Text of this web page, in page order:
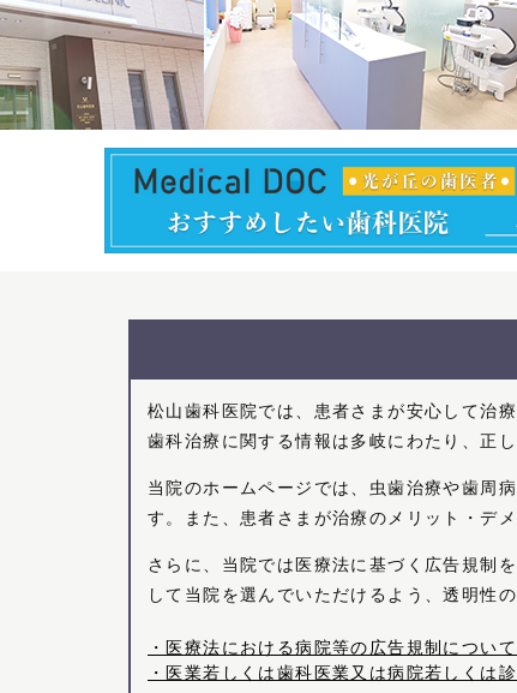
松山歯科医院では、患者さまが安心して治
歯科治療に関する情報は多岐にわたり、正
当院のホームページでは、虫歯治療や歯周
す。また、患者さまが治療のメリット・デ
さらに、当院では医療法に基づく広告規制
して当院を選んでいただけるよう、透明性
・医療法における病院等の広告規制について
・医業若しくは歯科医業又は病院若しくは